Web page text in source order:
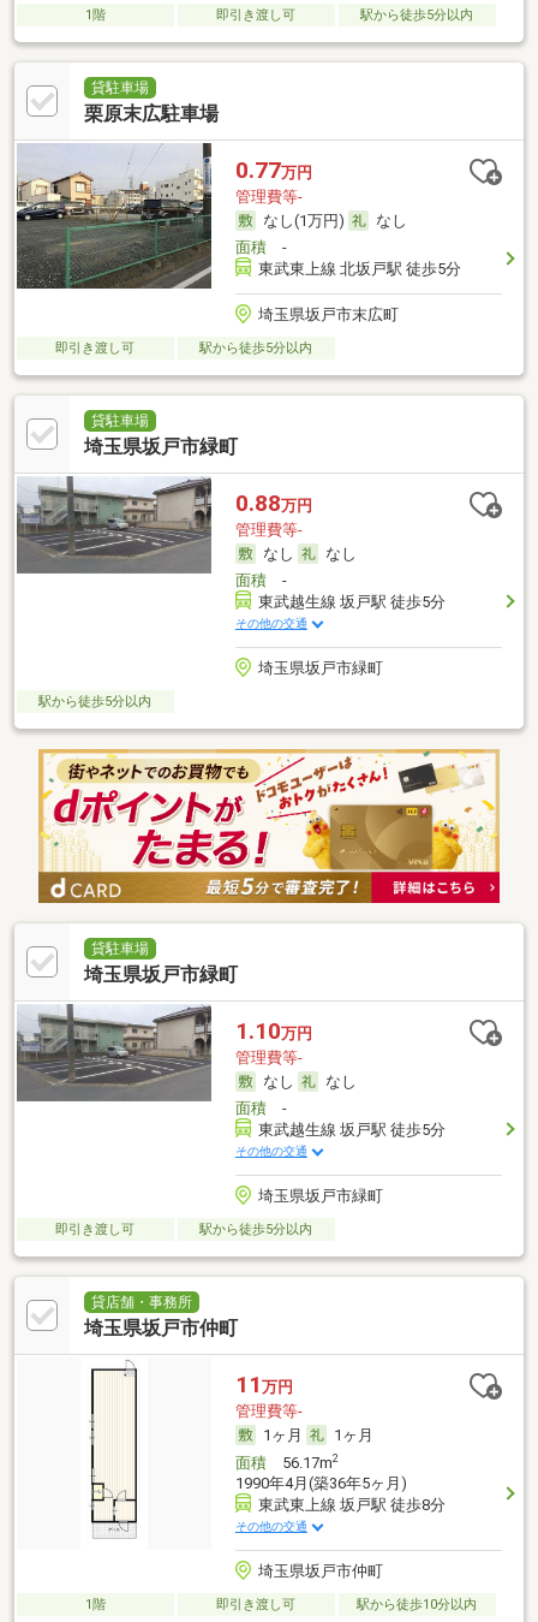
1階 即引き渡し可 駅から徒歩5分以内
貸駐車場
栗原末広駐車場
0.77万円
管理費等-
なし(1万円)
なし
面積-
東武東上線 北坂戸駅 徒歩5分
埼玉県坂戸市末広町
即引き渡し可 駅から徒歩5分以内
貸駐車場
埼玉県坂戸市緑町
0.88万円
管理費等-
なし
なし
面積-
東武越生線 坂戸駅 徒歩5分
その他の交通
埼玉県坂戸市緑町
駅から徒歩5分以内
貸駐車場
埼玉県坂戸市緑町
1.10万円
管理費等-
なし
なし
面積-
東武越生線 坂戸駅 徒歩5分
その他の交通
埼玉県坂戸市緑町
即引き渡し可 駅から徒歩5分以内
貸店舗・事務所
埼玉県坂戸市仲町
11 万円
管理費等-
1ヶ月
1ヶ月
面積56.17m2
1990年4月(築36年5ヶ月)
東武東上線 坂戸駅 徒歩8分
その他の交通
埼玉県坂戸市仲町
1階 即引き渡し可 駅から徒歩10分以内